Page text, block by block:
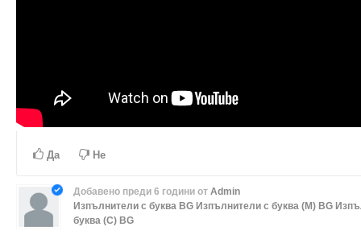
Да Не
Добавено преди 6 години отAdmin
Изпълнители с буква BG Изпълнители с буква (М) BG
буква (С) BG